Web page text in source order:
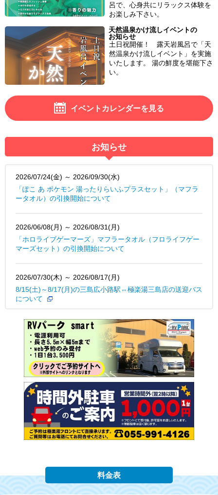
呂で、心身共にリラックス体験を
お楽しみ下さい。
天然温泉かけ流しイベントの
お知らせ
土日祝開催！ 露天岩風呂で「天
然温泉かけ流しイベント」を実施
いたします。 湯の鮮度を堪能下さ
い。
イベントカレンダーを見る
お知らせ
2026/07/24(金) ～ 2026/09/30(水)
「ぽこ あ ポケモン 湯ったりらいふプラスセット」（マフラ
ータオル）の引換開始について
2026/06/08(月) ～ 2026/08/31(月)
「ホロライブゲーマーズ」マフラータオル（フロライフゲー
マーズセット）の引換開始について
2026/07/30(木) ～ 2026/08/17(月)
8/15(土)～8/17(月)の三島広小路駅⇔極楽湯三島店の送迎バス
について
2026/07/01(水) ～ 2026/07/05(日)
■「名探偵プリキュア！プラスセット」引き換え期間延長に
ついて
2026/06/08(月) ～ 2026/06/14(日)
6/8～6/14 回数券ポイント２倍券プレゼント
2026/04/29(水) ～ 2026/05/06(水)
【GW期間シーズン料金のご案内】
3月7日は“サウナの日”『胡蝶蘭美容液』の贅沢なサウナの日
イベントのお知らせ
料金表